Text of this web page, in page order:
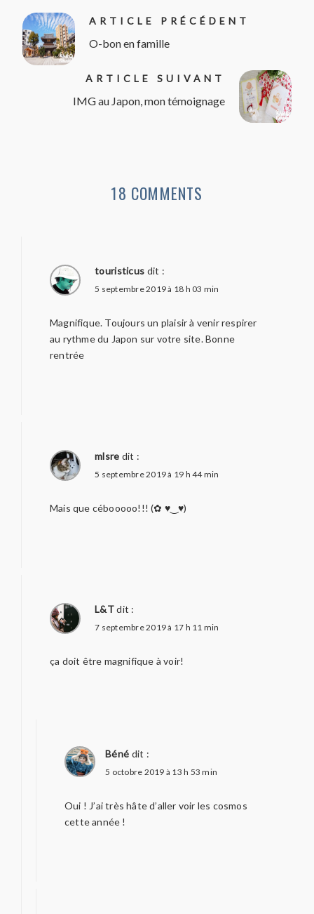
ARTICLE PRÉCÉDENT
O-bon en famille
ARTICLE SUIVANT
IMG au Japon, mon témoignage
18 COMMENTS
touristicus dit :
5 septembre 2019 à 18 h 03 min
Magnifique. Toujours un plaisir à venir respirer
au rythme du Japon sur votre site. Bonne
rentrée
mlsre dit :
5 septembre 2019 à 19 h 44 min
Mais que cébooooo!!! (✿ ♥‿♥)
L&Tdit :
7 septembre 2019 à 17 h 11 min
ça doit être magnifique à voir!
Béné dit :
5 octobre 2019 à 13 h 53 min
Oui ! J’ai très hâte d’aller voir les cosmos
cette année !